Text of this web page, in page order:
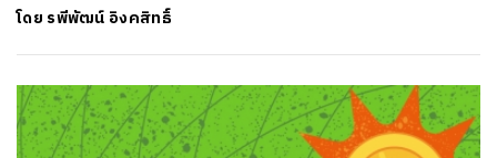
โดย รพีพัฒน์ อิงคสิทธิ์